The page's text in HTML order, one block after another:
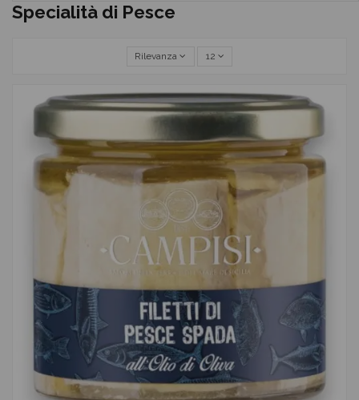
Specialità di Pesce
Rilevanza 12